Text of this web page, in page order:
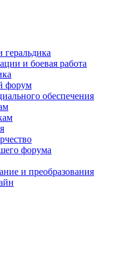
и боевая работа
форум
обеспечения
форума
и преобразования